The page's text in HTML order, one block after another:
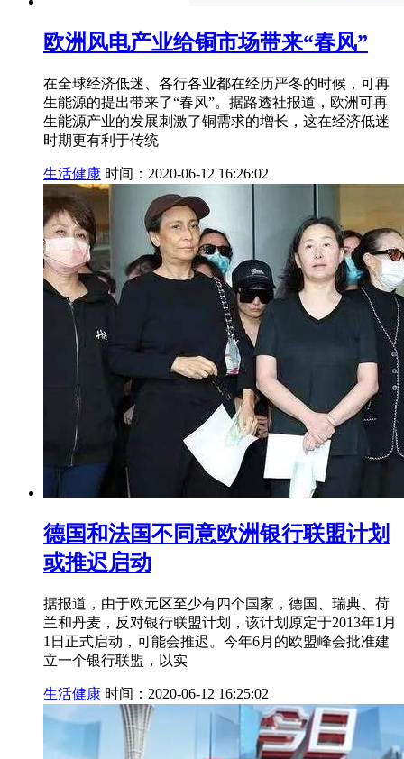
欧洲风电产业给铜市场带来“春风”
在全球经济低迷、各行各业都在经历严冬的时候，可再
生能源的提出带来了“春风”。据路透社报道，欧洲可再
生能源产业的发展刺激了铜需求的增长，这在经济低迷
时期更有利于传统
生活健康 时间：2020-06-12 16:26:02
德国和法国不同意欧洲银行联盟计划
或推迟启动
据报道，由于欧元区至少有四个国家，德国、瑞典、荷
兰和丹麦，反对银行联盟计划，该计划原定于2013年1月
1日正式启动，可能会推迟。今年6月的欧盟峰会批准建
立一个银行联盟，以实
生活健康 时间：2020-06-12 16:25:02